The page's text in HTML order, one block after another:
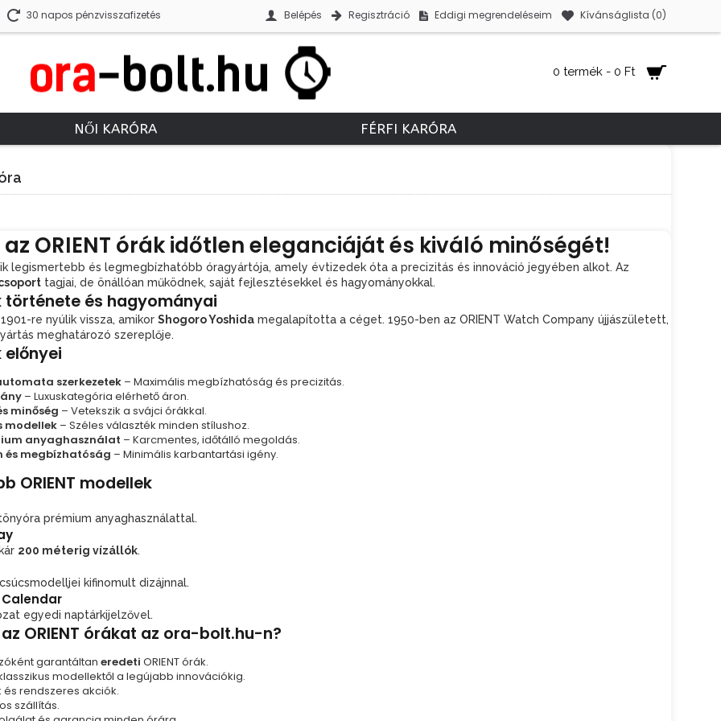
30 napos pénzvisszafizetés Belépés Regisztráció Eddigi megrendeléseim Kívánságlista (0)
0 termék - 0 Ft
NŐI KARÓRA FÉRFI KARÓRA
az ORIENT órák időtlen eleganciáját és kiváló minőségét!
legismertebb és legmegbízhatóbb óragyártója, amely évtizedek óta a precizitás és innováció jegyében alkot. Az
tagjai, de önállóan működnek, saját fejlesztésekkel és hagyományokkal.
története és hagyományai
re nyúlik vissza, amikor Shogoro Yoshida megalapította a céget. 1950-ben az ORIENT Watch Company újjászületett,
meghatározó szereplője.
előnyei
szerkezetek – Maximális megbízhatóság és precizitás.
– Luxuskategória elérhető áron.
minőség – Vetekszik a svájci órákkal.
modellek – Széles választék minden stílushoz.
anyaghasználat – Karcmentes, időtálló megoldás.
és megbízhatóság – Minimális karbantartási igény.
ORIENT modellek
prémium anyaghasználattal.
200 méterig vízállók.
kifinomult dizájnnal.
Calendar
egyedi naptárkijelzővel.
ORIENT órákat az ora-bolt.hu-n?
garantáltan eredeti ORIENT órák.
modellektől a legújabb innovációkig.
rendszeres akciók.
szállítás.